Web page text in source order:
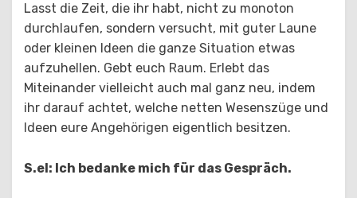
Lasst die Zeit, die ihr habt, nicht zu monoton
durchlaufen, sondern versucht, mit guter Laune
oder kleinen Ideen die ganze Situation etwas
aufzuhellen. Gebt euch Raum. Erlebt das
Miteinander vielleicht auch mal ganz neu, indem
ihr darauf achtet, welche netten Wesenszüge und
Ideen eure Angehörigen eigentlich besitzen.
S.el: Ich bedanke mich für das Gespräch.